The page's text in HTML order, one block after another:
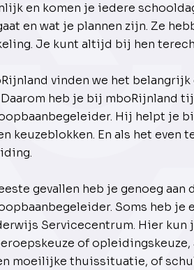
en komen je iedere
en wat je plannen zijn. Ze
Je kunt altijd bij hen
vinden we het
heb je bij mboRijnland
Hij helpt je
keuzeblokken. En als het
gevallen heb je genoeg
Soms heb je
Servicecentrum. Hier
of
moeilijke thuissituatie, of